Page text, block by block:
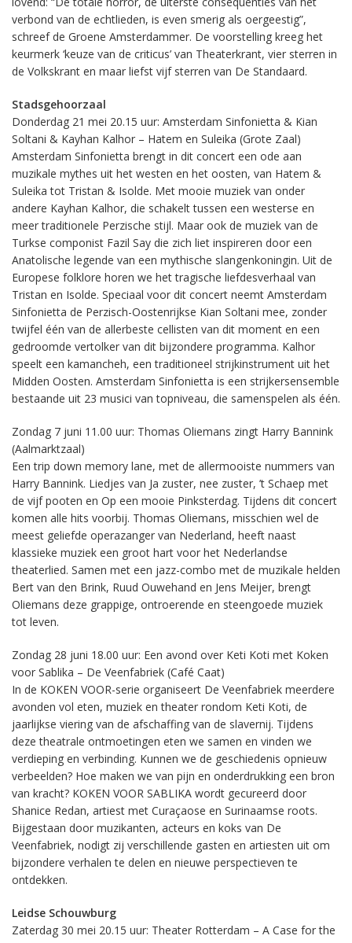
verbond van de echtlieden, is even smerig als oergeestig”,
schreef de Groene Amsterdammer. De voorstelling kreeg het
keurmerk ‘keuze van de criticus’ van Theaterkrant, vier sterren in
de Volkskrant en maar liefst vijf sterren van De Standaard.
Stadsgehoorzaal
Donderdag 21 mei 20.15 uur: Amsterdam Sinfonietta & Kian
Soltani & Kayhan Kalhor – Hatem en Suleika (Grote Zaal)
Amsterdam Sinfonietta brengt in dit concert een ode aan
muzikale mythes uit het westen en het oosten, van Hatem &
Suleika tot Tristan & Isolde. Met mooie muziek van onder
andere Kayhan Kalhor, die schakelt tussen een westerse en
meer traditionele Perzische stijl. Maar ook de muziek van de
Turkse componist Fazil Say die zich liet inspireren door een
Anatolische legende van een mythische slangenkoningin. Uit de
Europese folklore horen we het tragische liefdesverhaal van
Tristan en Isolde. Speciaal voor dit concert neemt Amsterdam
Sinfonietta de Perzisch-Oostenrijkse Kian Soltani mee, zonder
twijfel één van de allerbeste cellisten van dit moment en een
gedroomde vertolker van dit bijzondere programma. Kalhor
speelt een kamancheh, een traditioneel strijkinstrument uit het
Midden Oosten. Amsterdam Sinfonietta is een strijkersensemble
bestaande uit 23 musici van topniveau, die samenspelen als één.
Zondag 7 juni 11.00 uur: Thomas Oliemans zingt Harry Bannink
(Aalmarktzaal)
Een trip down memory lane, met de allermooiste nummers van
Harry Bannink. Liedjes van Ja zuster, nee zuster, ’t Schaep met
de vijf pooten en Op een mooie Pinksterdag. Tijdens dit concert
komen alle hits voorbij. Thomas Oliemans, misschien wel de
meest geliefde operazanger van Nederland, heeft naast
klassieke muziek een groot hart voor het Nederlandse
theaterlied. Samen met een jazz-combo met de muzikale helden
Bert van den Brink, Ruud Ouwehand en Jens Meijer, brengt
Oliemans deze grappige, ontroerende en steengoede muziek
tot leven.
Zondag 28 juni 18.00 uur: Een avond over Keti Koti met Koken
voor Sablika – De Veenfabriek (Café Caat)
In de KOKEN VOOR-serie organiseert De Veenfabriek meerdere
avonden vol eten, muziek en theater rondom Keti Koti, de
jaarlijkse viering van de afschaffing van de slavernij. Tijdens
deze theatrale ontmoetingen eten we samen en vinden we
verdieping en verbinding. Kunnen we de geschiedenis opnieuw
verbeelden? Hoe maken we van pijn en onderdrukking een bron
van kracht? KOKEN VOOR SABLIKA wordt gecureerd door
Shanice Redan, artiest met Curaçaose en Surinaamse roots.
Bijgestaan door muzikanten, acteurs en koks van De
Veenfabriek, nodigt zij verschillende gasten en artiesten uit om
bijzondere verhalen te delen en nieuwe perspectieven te
ontdekken.
Leidse Schouwburg
Zaterdag 30 mei 20.15 uur: Theater Rotterdam – A Case for the